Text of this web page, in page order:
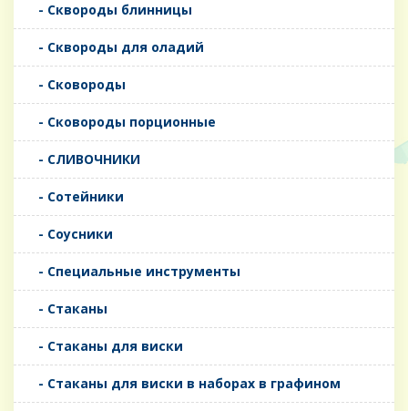
- Сквороды блинницы
- Сквороды для оладий
- Сковороды
- Сковороды порционные
- СЛИВОЧНИКИ
- Сотейники
- Соусники
- Специальные инструменты
- Стаканы
- Стаканы для виски
- Стаканы для виски в наборах в графином